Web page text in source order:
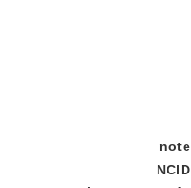
note
NCID